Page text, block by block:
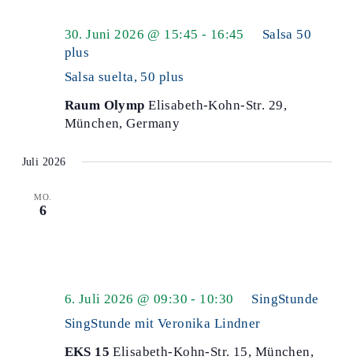
Salsa suelta, 50 plus
30. Juni 2026 @ 15:45 - 16:45
Salsa 50
plus
Raum OlympElisabeth-Kohn-Str. 29,
München, Germany
Juli 2026
MO.
6
SingStunde mit Veronika Lindner
6. Juli 2026 @ 09:30 - 10:30 SingStunde
EKS 15Elisabeth-Kohn-Str. 15, München,